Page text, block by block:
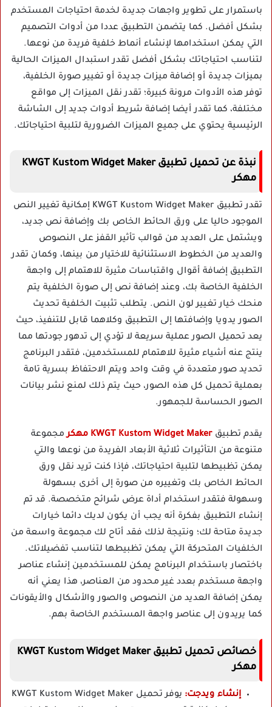
باستمرار على تطوير واجهات جديدة لخدمة احتياجات المستخدم
بشكل أفضل. كما يتضمن التطبيق عددا من أدوات التصميم
التي يمكن استخدامها لإنشاء أنماط خلفية فريدة من نوعها.
لتناسب احتياجاتك بشكل أفضل تقدر استبدال الميزات الحالية
بميزات جديدة أو إضافة ميزات جديدة أو تغيير صورة الخلفية،
توفر هذه الأدوات مرونة كبيرة؛ تقدر نقل الميزات إلى مواقع
مختلفة، كما تقدر أيضا إضافة شريط أدوات جديد إلى الشاشة
الرئيسية يحتوي على جميع الميزات الضرورية لتلبية احتياجاتك.
نبذة عن تحميل تطبيق KWGT Kustom Widget Maker
مهكر
تقدر تطبيق KWGT Kustom Widget Maker إمكانية تغيير النص
الموجود حاليا على ورق الحائط الخاص بك وإضافة نص جديد،
ويشتمل على العديد من قوالب تأثير القفز على النصوص
والعديد من الخطوط الاستثنائية للاختيار من بينها، وكمان تقدر
التطبيق إضافة أقوال واقتباسات مثيرة للاهتمام إلى واجهة
الخلفية الخاصة بك، وعند إضافة نص إلى صورة الخلفية يتم
منحك خيار تغيير لون النص. يتطلب تثبيت الخلفية تحديث
الصور يدويا وإضافتها إلى التطبيق وكلاهما قابل للتنفيذ، حيث
يعد تحميل الصور عملية سريعة لا تؤدي إلى تدهور جودتها مما
ينتج عنه أشياء مثيرة للاهتمام للمستخدمين، فتقدر البرنامج
تحديد صور متعددة في وقت واحد ويتم الاحتفاظ بسرية تامة
بعملية تحميل كل هذه الصور، حيث يتم ذلك لمنع نشر بيانات
الصور الحساسة للجمهور.
يقدم تطبيق KWGT Kustom Widget Maker مهكر
مجموعة
متنوعة من التأثيرات ثلاثية الأبعاد الفريدة من نوعها والتي
يمكن تظبيطها لتلبية احتياجاتك، فإذا كنت تريد نقل ورق
الحائط الخاص بك وتغييره من صورة إلى أخرى بسهولة
وسهولة فتقدر استخدام أداة عرض شرائح متخصصة. قد تم
إنشاء التطبيق بفكرة أنه يجب أن يكون لديك دائما خيارات
جديدة متاحة لك؛ ونتيجة لذلك فقد أتاح لك مجموعة واسعة من
الخلفيات المتحركة التي يمكن تظبيطها لتناسب تفضيلاتك.
باختصار باستخدام البرنامج يمكن للمستخدمين إنشاء عناصر
واجهة مستخدم بعدد غير محدود من العناصر، هذا يعني أنه
يمكن إضافة العديد من النصوص والصور والأشكال والأيقونات
كما يريدون إلى عناصر واجهة المستخدم الخاصة بهم.
خصائص تحميل تطبيق KWGT Kustom Widget Maker
مهكر
إنشاء ويدجت:
يوفر تحميل KWGT Kustom Widget Maker